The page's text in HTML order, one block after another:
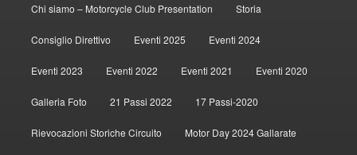
principale
Chi siamo – Motorcycle Club Presentation Storia
Consiglio Direttivo Eventi 2025 Eventi 2024
Eventi 2023 Eventi 2022 Eventi 2021 Eventi 2020
Galleria Foto 21 Passi 2022 17 Passi-2020
Rievocazioni Storiche Circuito Motor Day 2024 Gallarate